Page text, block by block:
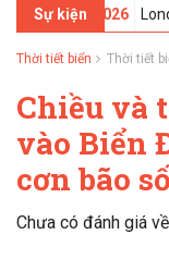
Sự kiện
02-2026 London, UK
Thời tiết biển Thời tiết
Chiều và
vào Biển
cơn bão
Chưa có đánh giá